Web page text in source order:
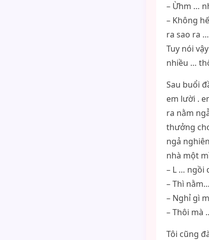
– Ừhm …
– Không
ra sao ra …
Tuy nói
nhiều …
Sau buổi
em lười .
ra nằm
thưởng
ngả
nhà một
– L … ngồi
– Thì
– Nghỉ gì
– Thôi mà
Tôi cũng